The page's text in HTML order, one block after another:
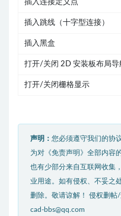
插入连接定义点
插入跳线（十字型连接）
插入黑盒
打开/关闭 2D 安装板布局导
打开/关闭栅格显示
声明： 您必须遵守我们的协
为对《免责声明》全部内容
也有少部分来自互联网收集
业用途。如有侵权、不妥之
删除。敬请谅解！ 侵权删帖
cad-bbs@qq.com